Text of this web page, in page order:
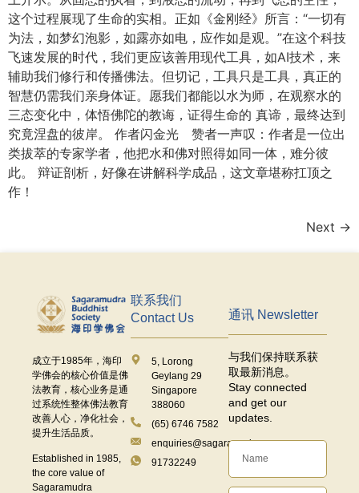
这个过程展现了生命的实相。正如《金刚经》所言：“一切有
为法，如梦幻泡影，如露亦如电，应作如是观。”在这个科技
飞速发展的时代，我们更应该善用现代工具，如AI技术，来
辅助我们修行和传播佛法。但切记，工具只是工具，真正的
智慧仍需我们亲身体证。愿我们都能以水为师，在观察水的
三态变化中，体悟佛陀的教诲，证得生命的 真谛，最终达到
究竟涅盘的彼岸。 作者闪金光 赞者一声叹：作者是一位出
类拔萃的专家学者，他把水和佛对照得如同一体，难分彼
此。 辩证剖析，好像在讲解科学成品，这文章堪称扛顶之
作！
Next →
成立于1985年，海印
学佛会的核心价值是佛
法教育，核心业务是通
过系统性整体佛法教育
改善人心，净化社会，
提升生活品质。
Established in 1985,
the core value of
Sagaramudra
联系我们
Contact Us
5, Lorong
Geylang 29
Singapore
388060
(65) 6746 7582
enquiries@sagaramudra.org.sg
91732249
通讯 Newsletter
与我们保持联系获
取最新消息。
Stay connected
and get our
updates.